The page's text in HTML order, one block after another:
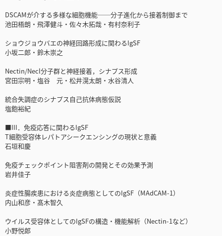
DSCAMが介する多様な細胞機能──分子進化から接着制御まで
池田梧朗・飛澤健斗・佐々木拓哉・有村奈利子
ショウジョウバエの神経回路形成に関わるIgSF
小坂二郎・鈴木崇之
Nectin/Necl分子群と神経接着，シナプス形成
宮田宗明・塩谷 元・松井滉太朗・水谷清人
統合失調症のシナプス自己抗体病態仮説
塩飽裕紀
■III．免疫応答に関わるIgSF
T細胞受容体レパトアシークエンシングの現状と意義
石垣和慶
免疫チェックポイント阻害剤の開発とその効果予測
岩井佳子
炎症性腸疾患における炎症病態としてのIgSF（MAdCAM-1）
内山和彦・髙木智久
ウイルス受容体としてのIgSFの構造・機能解析（Nectin-1など）
小野悦郎